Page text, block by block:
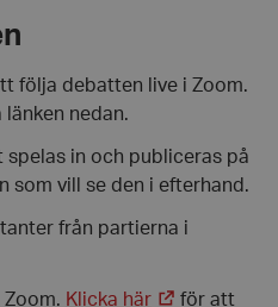
följa debatten live i Zoom.
nedan.
spelas in och publiceras på
som vill se den i efterhand.
från partierna i
Klicka här
för att